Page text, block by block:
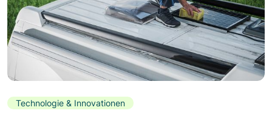
Technologie & Innovationen